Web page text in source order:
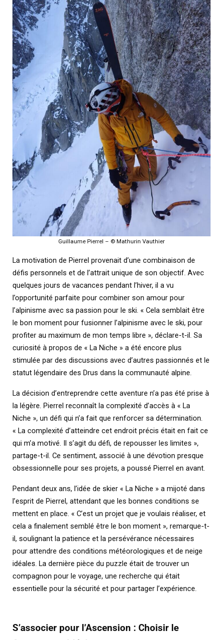
Guillaume Pierrel – © Mathurin Vauthier
La motivation de Pierrel provenait d’une combinaison de
défis personnels et de l’attrait unique de son objectif. Avec
quelques jours de vacances pendant l’hiver, il a vu
l’opportunité parfaite pour combiner son amour pour
l’alpinisme avec sa passion pour le ski. « Cela semblait être
le bon moment pour fusionner l’alpinisme avec le ski, pour
profiter au maximum de mon temps libre », déclare-t-il. Sa
curiosité à propos de « La Niche » a été encore plus
stimulée par des discussions avec d’autres passionnés et le
statut légendaire des Drus dans la communauté alpine.
La décision d’entreprendre cette aventure n’a pas été prise à
la légère. Pierrel reconnaît la complexité d’accès à « La
Niche », un défi qui n’a fait que renforcer sa détermination.
« La complexité d’atteindre cet endroit précis était en fait ce
qui m’a motivé. Il s’agit du défi, de repousser les limites »,
partage-t-il. Ce sentiment, associé à une dévotion presque
obsessionnelle pour ses projets, a poussé Pierrel en avant.
Pendant deux ans, l’idée de skier « La Niche » a mijoté dans
l’esprit de Pierrel, attendant que les bonnes conditions se
mettent en place. « C’est un projet que je voulais réaliser, et
cela a finalement semblé être le bon moment », remarque-t-
il, soulignant la patience et la persévérance nécessaires
pour attendre des conditions météorologiques et de neige
idéales. La dernière pièce du puzzle était de trouver un
compagnon pour le voyage, une recherche qui était
essentielle pour la sécurité et pour partager l’expérience.
S’associer pour l’Ascension : Choisir le